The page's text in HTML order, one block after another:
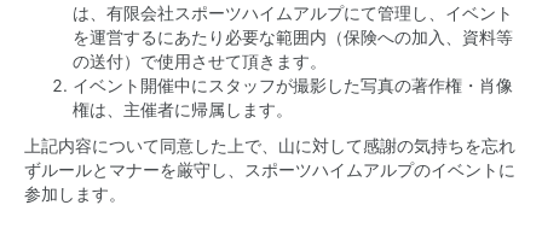
は、有限会社スポーツハイムアルプにて管理し、イベント
を運営するにあたり必要な範囲内（保険への加入、資料等
の送付）で使用させて頂きます。
イベント開催中にスタッフが撮影した写真の著作権・肖像
権は、主催者に帰属します。
上記内容について同意した上で、山に対して感謝の気持ちを忘れ
ずルールとマナーを厳守し、スポーツハイムアルプのイベントに
参加します。